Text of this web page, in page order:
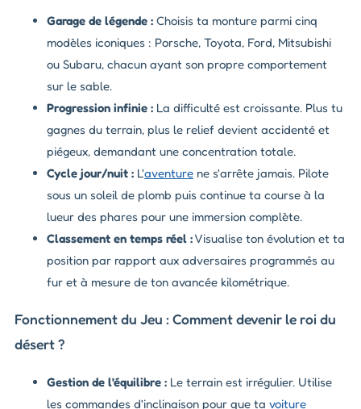
Garage de légende : Choisis ta monture parmi cinq
modèles iconiques : Porsche, Toyota, Ford, Mitsubishi
ou Subaru, chacun ayant son propre comportement
sur le sable.
Progression infinie : La difficulté est croissante. Plus tu
gagnes du terrain, plus le relief devient accidenté et
piégeux, demandant une concentration totale.
Cycle jour/nuit : L'aventure ne s'arrête jamais. Pilote
sous un soleil de plomb puis continue ta course à la
lueur des phares pour une immersion complète.
Classement en temps réel :Visualise ton évolution et ta
position par rapport aux adversaires programmés au
fur et à mesure de ton avancée kilométrique.
Fonctionnement du Jeu : Comment devenir le roi du
désert ?
Gestion de l'équilibre : Le terrain est irrégulier. Utilise
les commandes d'inclinaison pour que ta voiture